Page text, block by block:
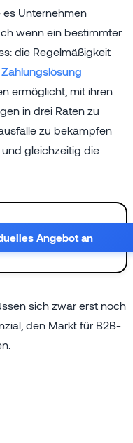
Unternehmen
wenn ein bestimmter
die Regelmäßigkeit
Zahlungslösung
ermöglicht, mit ihren
in drei Raten zu
zu bekämpfen
gleichzeitig die
Angebot an
sich zwar erst noch
den Markt für B2B-